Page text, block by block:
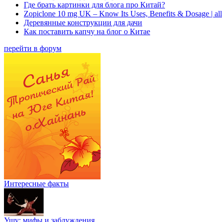
Где брать картинки для блога про Китай?
Zopiclone 10 mg UK – Know Its Uses, Benefits & Dosage |
Деревянные конструкции для дачи
Как поставить капчу на блог о Китае
перейти в форум
Интересные факты
Ушу: мифы и заблуждения